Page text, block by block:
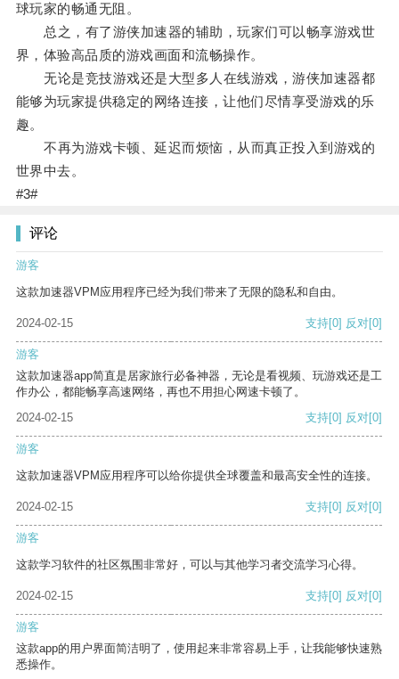
球玩家的畅通无阻。
总之，有了游侠加速器的辅助，玩家们可以畅享游戏世
界，体验高品质的游戏画面和流畅操作。
无论是竞技游戏还是大型多人在线游戏，游侠加速器都
能够为玩家提供稳定的网络连接，让他们尽情享受游戏的乐
趣。
不再为游戏卡顿、延迟而烦恼，从而真正投入到游戏的
世界中去。
#3#
评论
游客
这款加速器VPM应用程序已经为我们带来了无限的隐私和自由。
2024-02-15 支持[0] 反对[0]
游客
这款加速器app简直是居家旅行必备神器，无论是看视频、玩游戏还是工
作办公，都能畅享高速网络，再也不用担心网速卡顿了。
2024-02-15
支持[0] 反对[0]
游客
这款加速器VPM应用程序可以给你提供全球覆盖和最高安全性的连接。
2024-02-15 支持[0] 反对[0]
游客
这款学习软件的社区氛围非常好，可以与其他学习者交流学习心得。
2024-02-15 支持[0] 反对[0]
游客
这款app的用户界面简洁明了，使用起来非常容易上手，让我能够快速熟
悉操作。